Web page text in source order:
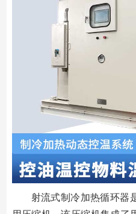
射流式制冷加热循环器